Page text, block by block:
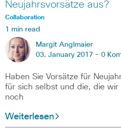
Neujahrsvorsätze aus?
Collaboration
1 min read
Margit Anglmaier
03. January 2017 - 0
Haben Sie Vorsätze für
für sich selbst und die, die wir
noch
Weiterlesen